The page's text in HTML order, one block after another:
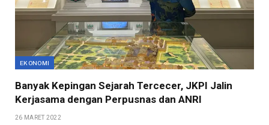
EKONOMI
Banyak Kepingan Sejarah Tercecer, JKPI Jalin
Kerjasama dengan Perpusnas dan ANRI
26 MARET 2022